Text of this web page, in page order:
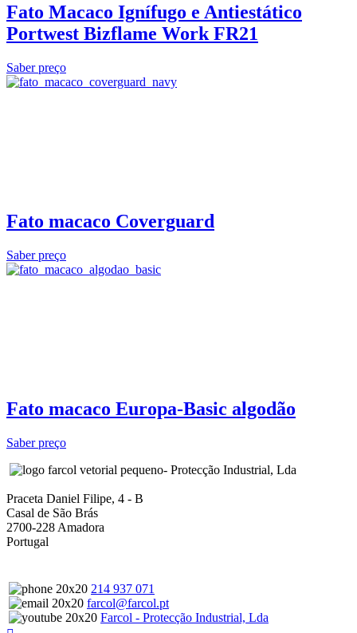
Fato Macaco Ignífugo e Antiestático
Portwest Bizflame Work FR21
Saber preço
Fato macaco Coverguard
Saber preço
Fato macaco Europa-Basic algodão
Saber preço
- Protecção Industrial, Lda
Praceta Daniel Filipe, 4 - B
Casal de São Brás
2700-228 Amadora
Portugal
214 937 071
farcol@farcol.pt
Farcol - Protecção Industrial, Lda